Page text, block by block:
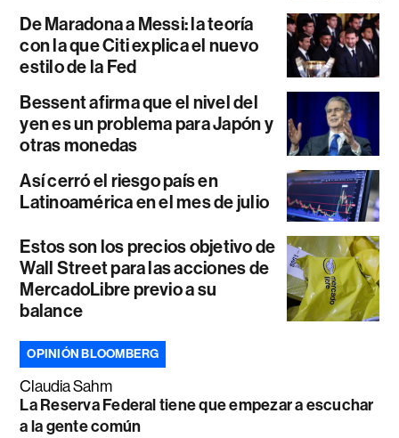
De Maradona a Messi: la teoría
con la que Citi explica el nuevo
estilo de la Fed
Bessent afirma que el nivel del
yen es un problema para Japón y
otras monedas
Así cerró el riesgo país en
Latinoamérica en el mes de julio
Estos son los precios objetivo de
Wall Street para las acciones de
MercadoLibre previo a su
balance
OPINIÓN BLOOMBERG
Claudia Sahm
La Reserva Federal tiene que empezar a escuchar
a la gente común